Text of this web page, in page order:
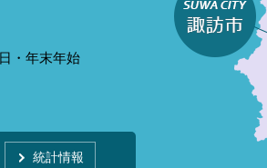
・年末年始
統計情報